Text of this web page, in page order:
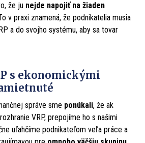
že ju nejde napojiť na žiaden
v praxi znamená, že podnikatelia musia
a do svojho systému, aby sa tovar
s ekonomickými
správe sme ponúkali, že ak
VRP, prepojíme ho s našimi
uľahčíme podnikateľom veľa práce a